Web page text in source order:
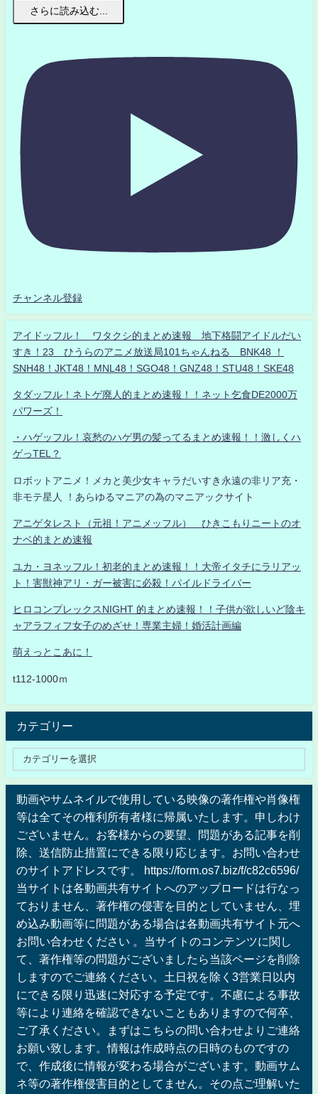
さらに読み込む...
チャンネル登録
アイドッフル！ ワタクシ的まとめ速報 地下格闘アイドルだい
すき！23 ひうらのアニメ放送局101ちゃんねる BNK48 ！
SNH48！JKT48！MNL48！SGO48！GNZ48！STU48！SKE48
タダッフル！ネトゲ廃人的まとめ速報！！ネット乞食DE2000万
パワーズ！
・ハゲッフル！哀愁のハゲ男の髪ってるまとめ速報！！激しくハ
ゲっTEL？
ロボットアニメ！メカと美少女キャラだいすき永遠の非リア充・
非モテ星人 ！あらゆるマニアの為のマニアックサイト
アニゲタレスト（元祖！アニメッフル） ひきこもりニートのオ
ナベ的まとめ速報
ユカ・ヨネッフル！初老的まとめ速報！！大帝イタチにラリアッ
ト！害獣神アリ・ガー被害に必殺！パイルドライバー
ヒロコンプレックスNIGHT 的まとめ速報！！子供が欲しいど陰キ
ャアラフィフ女子のめざせ！専業主婦！婚活計画編
萌えっとこあに！
t112-1000ｍ
カテゴリー
動画やサムネイルで使用している映像の著作権や肖像権
等は全てその権利所有者様に帰属いたします。申しわけ
ございません。お客様からの要望、問題がある記事を削
除、送信防止措置にできる限り応じます。お問い合わせ
のサイトアドレスです。 https://form.os7.biz/f/c82c6596/
当サイトは各動画共有サイトへのアップロードは行なっ
ておりません、著作権の侵害を目的としていません、埋
め込み動画等に問題がある場合は各動画共有サイト元へ
お問い合わせください 。当サイトのコンテンツに関し
て、著作権等の問題がございましたら当該ページを削除
しますのでご連絡ください。土日祝を除く3営業日以内
にできる限り迅速に対応する予定です。不慮による事故
等により連絡を確認できないこともありますので何卒、
ご了承ください。まずはこちらの問い合わせよりご連絡
お願い致します。情報は作成時点の日時のものですの
で、作成後に情報が変わる場合がございます。動画サム
ネ等の著作権侵害目的としてません。その点ご理解いた